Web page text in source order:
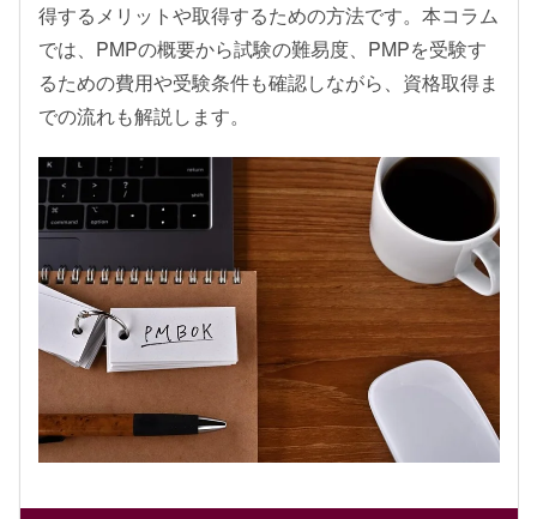
得するメリットや取得するための方法です。本コラム
では、PMPの概要から試験の難易度、PMPを受験す
るための費用や受験条件も確認しながら、資格取得ま
での流れも解説します。